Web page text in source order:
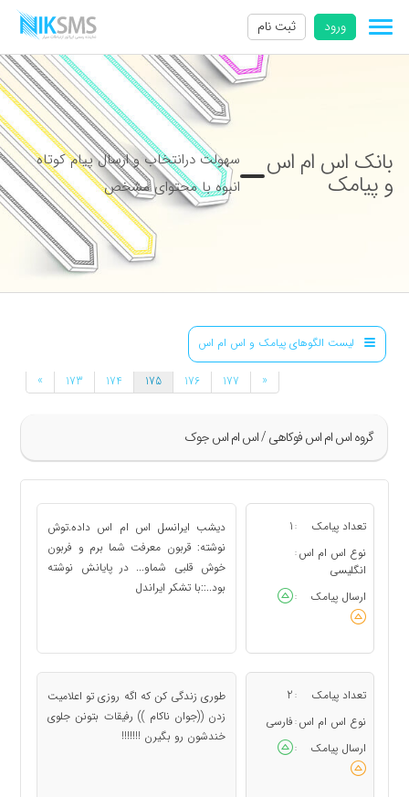
ورود ثبت نام
بانک اس ام اس
و پیامک
سهولت درانتخاب و ارسال پیام کوتاه
انبوه با محتوای مشخص
لیست الگوهای پیامک و اس ام اس
گروه اس ام اس فوکاهی / اس ام اس جوک
» 173 174 175 176 177 «
تعداد پیامک :
1
نوع اس ام اس :
انگلیسی
ارسال پیامک
:
دیشب ایرانسل اس ام اس داده.توش
نوشته: قربون معرفت شما برم و فربون
خوش قلبی شماو... در پایانش نوشته
بود..::با تشکر ایراندل
تعداد پیامک :
2
نوع اس ام اس : فارسی
ارسال پیامک
:
ﻃﻮﺭﯼ ﺯﻧﺪﮔﯽ ﮐﻦ ﮐﻪ ﺍﮔﻪ ﺭﻭﺯﯼ ﺗﻮ ﺍﻋﻼﻣﯿﺖ
ﺯﺩﻥ ((ﺟﻮﺍﻥ ﻧﺎﮐﺎﻡ )) ﺭﻓﯿﻘﺎﺕ ﺑﺘﻮﻧﻦ ﺟﻠﻮﯼ
ﺧﻨﺪﺷﻮﻥ ﺭﻭ ﺑﮕﯿﺮﻥ !!!!!!!